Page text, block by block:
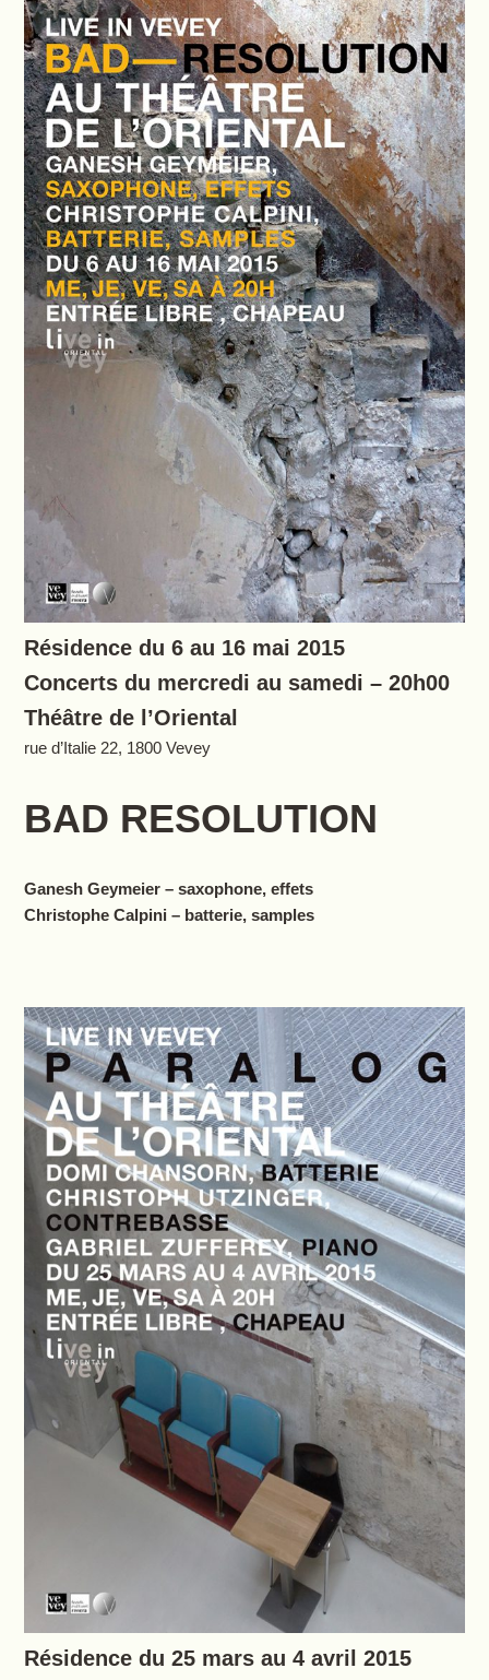
Résidence du 6 au 16 mai 2015
Concerts du mercredi au samedi – 20h00
Théâtre de l’Oriental
rue d’Italie 22, 1800 Vevey
BAD RESOLUTION
Ganesh Geymeier – saxophone, effets
Christophe Calpini – batterie, samples
Résidence du 25 mars au 4 avril 2015